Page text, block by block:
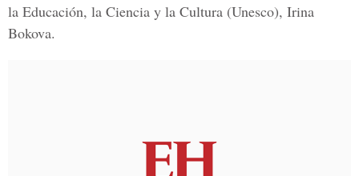
la Educación, la Ciencia y la Cultura (Unesco), Irina
Bokova.